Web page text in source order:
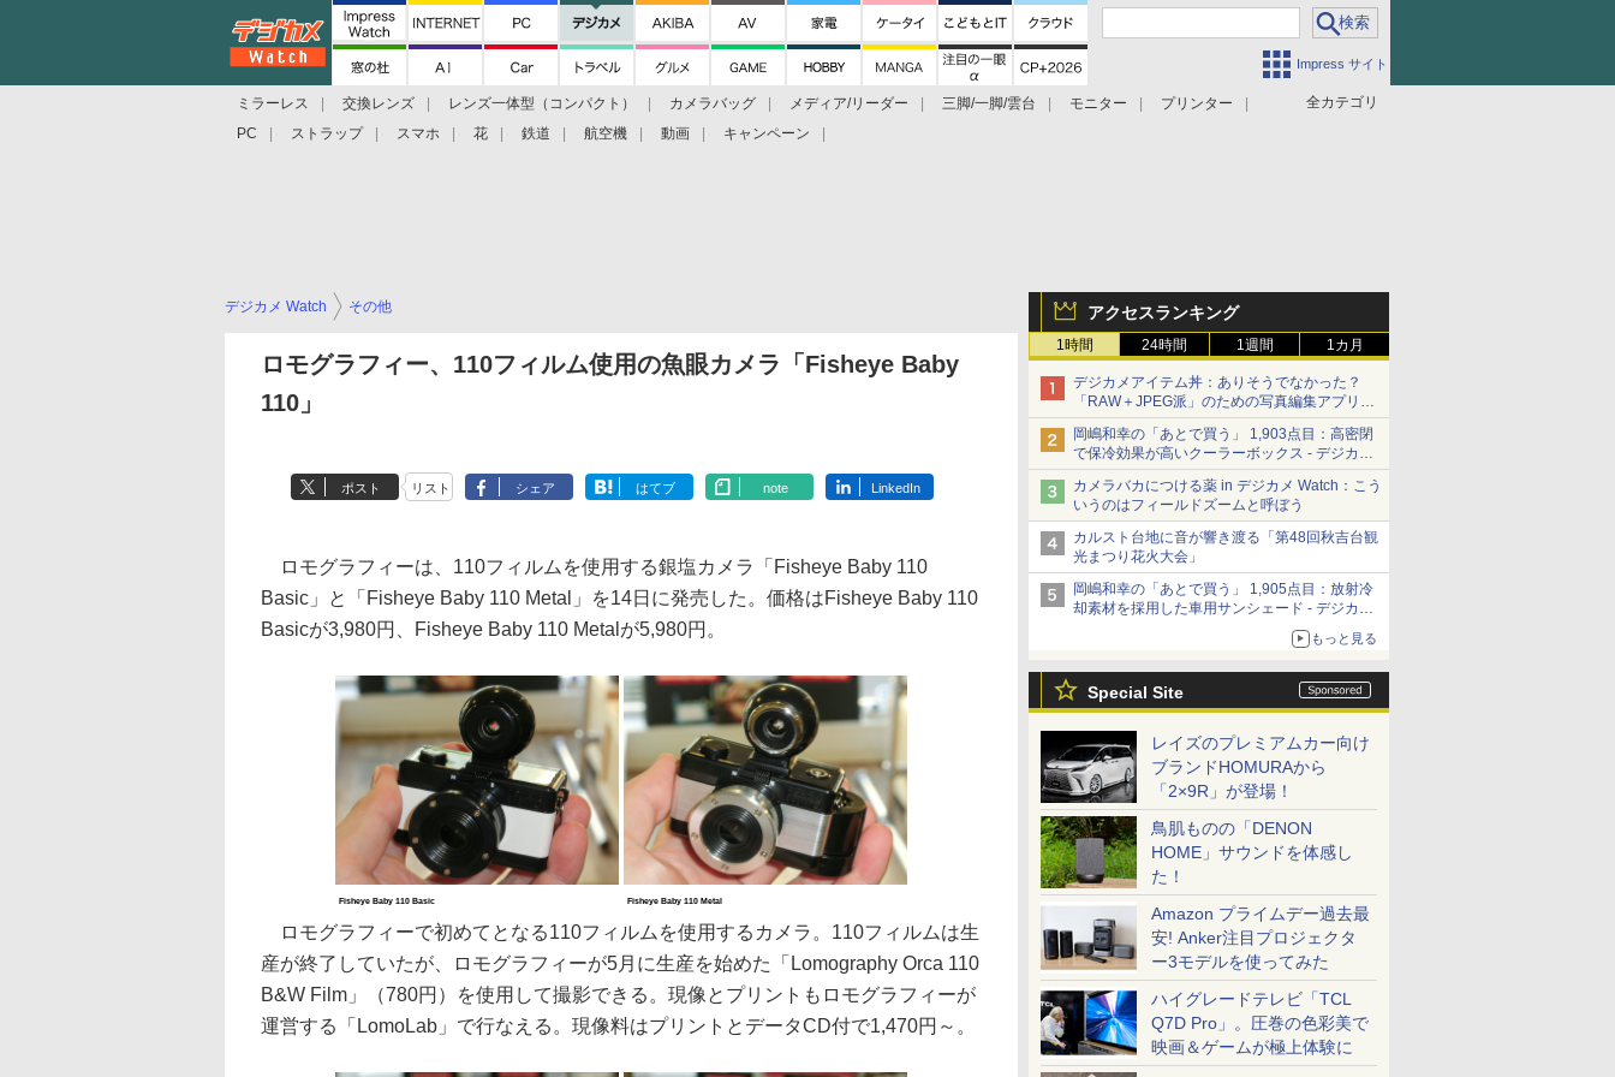
Impress サイト
全カテゴリ
ミラーレス 交換レンズ レンズ一体型（コンパクト） カメラバッグ メディア/リーダー 三脚/一脚/雲台 モニター
プリンター
PC
ストラップ スマホ 花 鉄道 航空機 動画 キャンペーン
アクセスランキング
1時間 24時間 1週間 1カ月
デジカメアイテム丼：ありそうでなかった？
「RAW＋JPEG派」のための写真編集アプリ
カメラデフォルトのJPEGを大切にする
「Filmator」
岡嶋和幸の「あとで買う」 1,903点目：高密閉
で保冷効果が高いクーラーボックス - デジカメ
Watch
カメラバカにつける薬 in デジカメ Watch：こう
いうのはフィールドズームと呼ぼう
カルスト台地に音が響き渡る「第48回秋吉台観
光まつり花火大会」
岡嶋和幸の「あとで買う」 1,905点目：放射冷
却素材を採用した車用サンシェード - デジカメ
もっと見る
Special Site
レイズのプレミアムカー向け
ブランドHOMURAから
「2×9R」が登場！
鳥肌ものの「DENON
HOME」サウンドを体感し
た！
Amazon プライムデー過去最
安! Anker注目プロジェクタ
ー3モデルを使ってみた
ハイグレードテレビ「TCL
Q7D Pro」。圧巻の色彩美で
映画＆ゲームが極上体験に
デジカメ Watch その他
ロモグラフィー、110フィルム使用の魚眼カメラ「Fisheye Baby
110」
ポスト リスト シェア はてブ note LinkedIn
ロモグラフィーは、110フィルムを使用する銀塩カメラ「Fisheye Baby 110
Basic」と「Fisheye Baby 110 Metal」を14日に発売した。価格はFisheye Baby 110
Basicが3,980円、Fisheye Baby 110 Metalが5,980円。
Fisheye Baby 110 Basic Fisheye Baby 110 Metal
ロモグラフィーで初めてとなる110フィルムを使用するカメラ。110フィルムは生
産が終了していたが、ロモグラフィーが5月に生産を始めた「Lomography Orca 110
B&W Film」（780円）を使用して撮影できる。現像とプリントもロモグラフィーが
運営する「LomoLab」で行なえる。現像料はプリントとデータCD付で1,470円～。